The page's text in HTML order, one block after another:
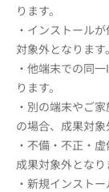
ります。
・インストール
対象外となります。
・他端末での同
ります。
・別の端末やご
の場合、成果対象
・不備・不正・
成果対象外となり
・新規インスト